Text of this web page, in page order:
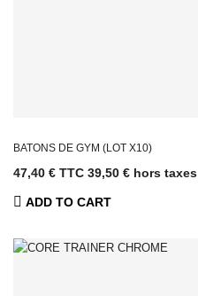
BATONS DE GYM (LOT X10)
47,40 € TTC 39,50 € hors taxes
ADD TO CART